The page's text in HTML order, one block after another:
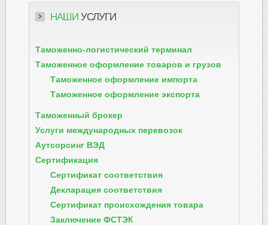
НАШИУСЛУГИ
Таможенно-логистический терминал
Таможенное оформление товаров и грузов
Таможенное оформление импорта
Таможенное оформление экспорта
Таможенный брокер
Услуги международных перевозок
Аутсорсинг ВЭД
Сертификация
Сертификат соответствия
Декларация соответствия
Сертификат происхождения товара
Заключение ФСТЭК